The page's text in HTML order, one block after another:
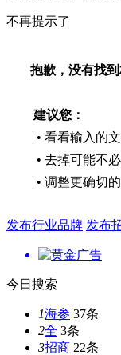
不再提示了
抱歉，没有找到
建议您：
• 看看输入的
• 去掉可能不
• 调整更确切
发布行业品牌 发布
今日搜索
1海参 37条
2全 3条
3招商 22条